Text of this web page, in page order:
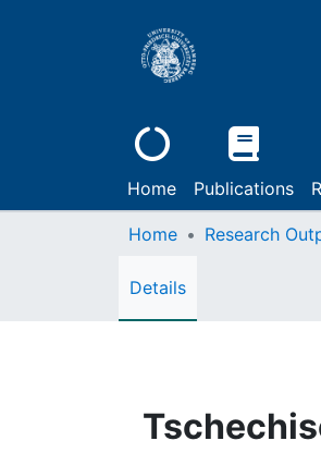
Home Publications
Home Research
Details